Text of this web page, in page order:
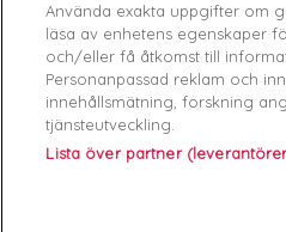
Data sheet
Färg Vit
Matière
Femme
Använda exakta uppgifter om
läsa av enhetens egenskaper
och/eller få åtkomst till
Personanpassad reklam och
innehållsmätning, forskning
tjänsteutveckling.
Lista över partner